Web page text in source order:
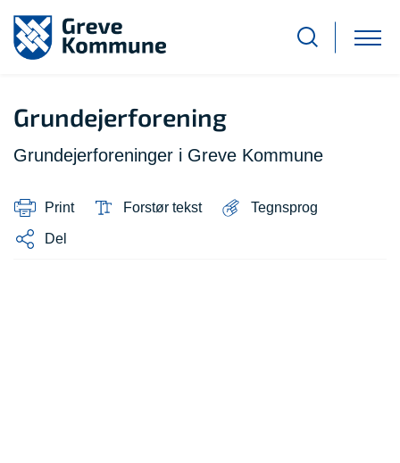
Grundejerforening
Grundejerforeninger i Greve Kommune
Print Forstør tekst Tegnsprog
Del